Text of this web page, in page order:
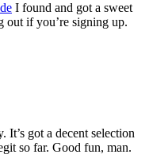
I found and got a sweet
if you’re signing up.
It’s got a decent selection
so far. Good fun, man.